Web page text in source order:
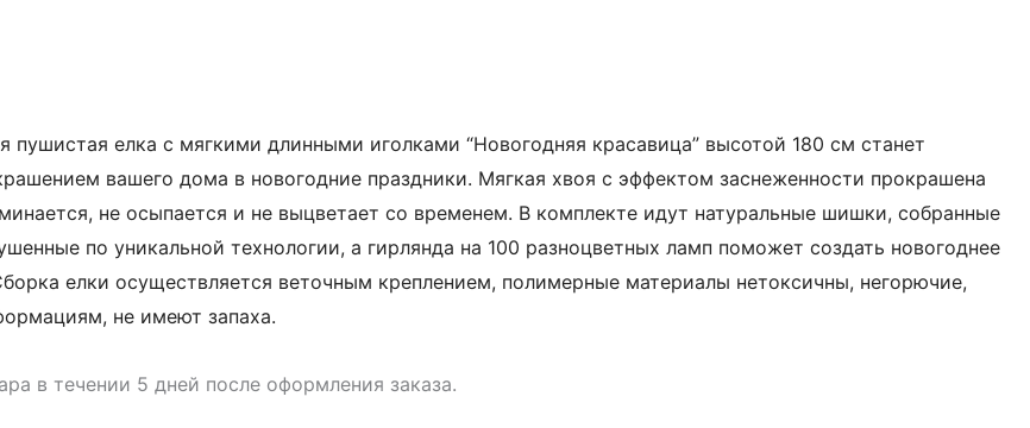
пушистая елка с мягкими длинными иголками “Новогодняя красавица” высотой 180 см станет
вашего дома в новогодние праздники. Мягкая хвоя с эффектом заснеженности прокрашена
не осыпается и не выцветает со временем. В комплекте идут натуральные шишки, собранные
по уникальной технологии, а гирлянда на 100 разноцветных ламп поможет создать новогоднее
елки осуществляется веточным креплением, полимерные материалы нетоксичны, негорючие,
не имеют запаха.
в течении 5 дней после оформления заказа.